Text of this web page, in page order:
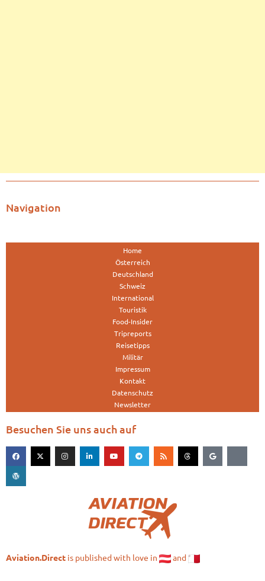
Navigation
Home
Österreich
Deutschland
Schweiz
International
Touristik
Food-Insider
Tripreports
Reisetipps
Militär
Impressum
Kontakt
Datenschutz
Newsletter
Besuchen Sie uns auch auf
Aviation.Direct is published with love in and